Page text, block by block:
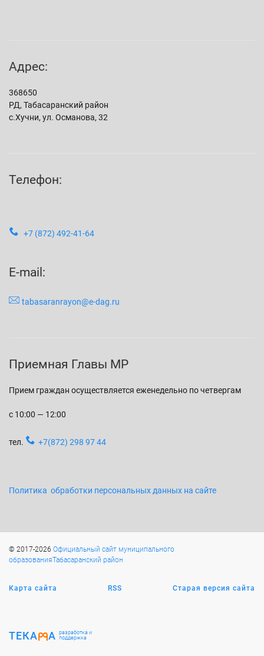
Адрес:
368650
РД, Табасаранский район
с.Хучни, ул. Османова, 32
Телефон:
+7 (872) 492-41-64
E-mail:
tabasaranrayon@e-dag.ru
Приемная Главы МР
Прием граждан осуществляется еженедельно по четвергам
с 10:00 — 12:00
тел. +7(872) 298 97 44
Политика обработки персональных данных на сайте
© 2017-2026 Официальный сайт муниципального
образованияТабасаранский район
Карта сайта RSS Старая версия сайта
ТЕКА А разработка и
поддержка